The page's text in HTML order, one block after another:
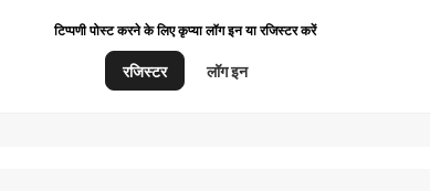
टिप्पणी पोस्ट करने के लिए कृप्या लॉग इन या रजिस्टर करें
रजिस्टर लॉग इन